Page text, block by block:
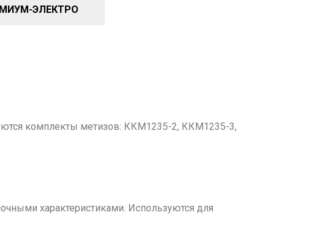
ЭЛЕКТРО
комплекты метизов: ККМ1235-2, ККМ1235-3,
характеристиками. Используются для